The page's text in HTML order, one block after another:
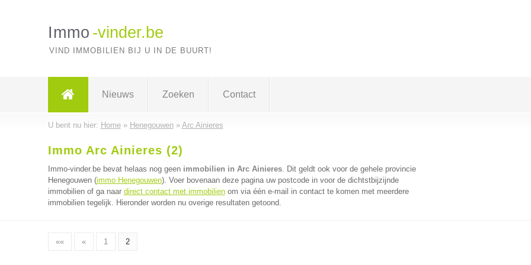
Immo -vinder.be
VIND IMMOBILIEN BIJ U IN DE BUURT!
Nieuws Zoeken Contact
U bent nu hier: Home» Henegouwen» Arc Ainieres
Immo Arc Ainieres (2)
Immo-vinder.be bevat helaas nog geen immobilien in Arc Ainieres. Dit geldt ook voor de gehele provincie
Henegouwen (immo Henegouwen). Voer bovenaan deze pagina uw postcode in voor de dichtstbijzijnde
immobilien of ga naar direct contact met immobilienom via één e-mail in contact te komen met meerdere
immobilien tegelijk. Hieronder worden nu overige resultaten getoond.
«« « 1 2